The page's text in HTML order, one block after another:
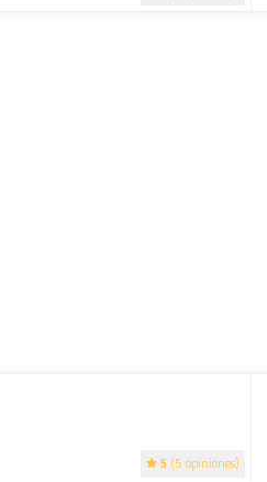
5 (5 opiniones)